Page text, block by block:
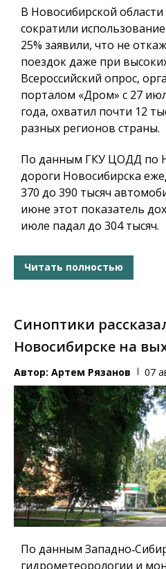
В Новосибирской
сократили
25% заявили, что не
поездок даже при
Всероссийский опрос,
порталом «Дром» с 27
года, охватил почти 12
разных регионов страны.
По данным ГКУ ЦОДД по
дороги Новосибирска
370 до 390 тысяч
июне этот показатель
июле падал до 304 тысяч.
Читать полностью
Синоптики
Новосибирске на
Автор: Артем Рязанов 07
По данным
гидрометеорологии и